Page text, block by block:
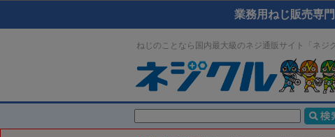
業務用ねじ販売専
ねじのことなら国内最大級のネジ通販サイト「ネジ